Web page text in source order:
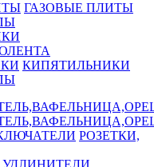
ГАЗОВЫЕ ПЛИТЫ
КИПЯТИЛЬНИКИ
РОЗЕТКИ,
УДЛИНИТЕЛИ